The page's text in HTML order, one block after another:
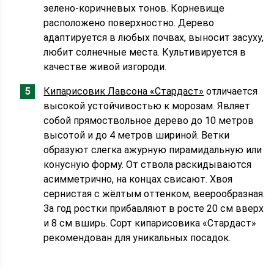
зелено-коричневых тонов. Корневище
расположено поверхностно. Дерево
адаптируется в любых почвах, выносит засуху,
любит солнечные места. Культивируется в
качестве живой изгороди.
Кипарисовик Лавсона «Стардаст» отличается
высокой устойчивостью к морозам. Являет
собой прямоствольное дерево до 10 метров
высотой и до 4 метров шириной. Ветки
образуют слегка ажурную пирамидальную или
конусную форму. От ствола раскидываются
асимметрично, на концах свисают. Хвоя
сернистая с жёлтым оттенком, веерообразная.
За год ростки прибавляют в росте 20 см вверх
и 8 см вширь. Сорт кипарисовика «Стардаст»
рекомендован для уникальных посадок.